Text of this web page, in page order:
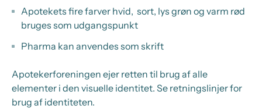
Apotekets fire farver hvid, sort, lys grøn og varm rød
bruges som udgangspunkt
Pharma kan anvendes som skrift
Apotekerforeningen ejer retten til brug af alle
elementer i den visuelle identitet. Se retningslinjer for
brug af identiteten.